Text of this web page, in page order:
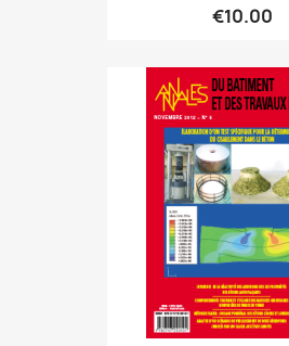
€10.00